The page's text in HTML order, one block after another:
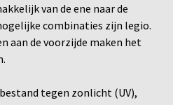
van de ene naar de
combinaties zijn legio.
aan de voorzijde maken het
tegen zonlicht (UV),